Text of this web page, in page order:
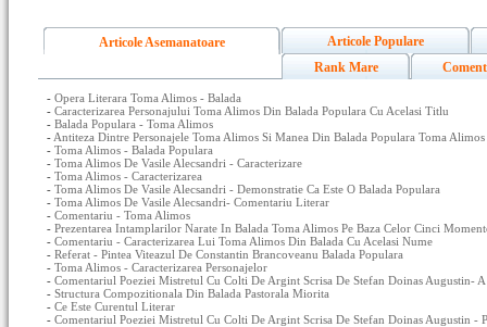
Articole Asemanatoare
Articole Populare
Rank Mare
- Opera Literara Toma Alimos - Balada
- Caracterizarea Personajului Toma Alimos Din Balada Populara Cu Acelasi Titlu
- Balada Populara - Toma Alimos
- Antiteza Dintre Personajele Toma Alimos Si Manea Din Balada Populara Toma Alimos
- Toma Alimos - Balada Populara
- Toma Alimos De Vasile Alecsandri - Caracterizare
- Toma Alimos - Caracterizarea
- Toma Alimos De Vasile Alecsandri - Demonstratie Ca Este O Balada Populara
- Toma Alimos De Vasile Alecsandri- Comentariu Literar
- Comentariu - Toma Alimos
- Prezentarea Intamplarilor Narate In Balada Toma Alimos Pe Baza Celor Cinci
- Comentariu - Caracterizarea Lui Toma Alimos Din Balada Cu Acelasi Nume
- Referat - Pintea Viteazul De Constantin Brancoveanu Balada Populara
- Toma Alimos - Caracterizarea Personajelor
- Comentariul Poeziei Mistretul Cu Colti De Argint Scrisa De Stefan Doinas Augustin- A
- Structura Compozitionala Din Balada Pastorala Miorita
- Ce Este Curentul Literar
- Comentariul Poeziei Mistretul Cu Colti De Argint Scrisa De Stefan Doinas Augustin -